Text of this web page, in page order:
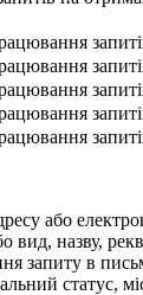
або
вид, назву,
запиту в
статус,